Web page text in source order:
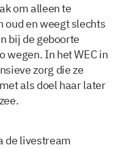
om alleen te
oud en weegt slechts
bij de geboorte
wegen. In het WEC in
zorg die ze
als doel haar later
de livestream